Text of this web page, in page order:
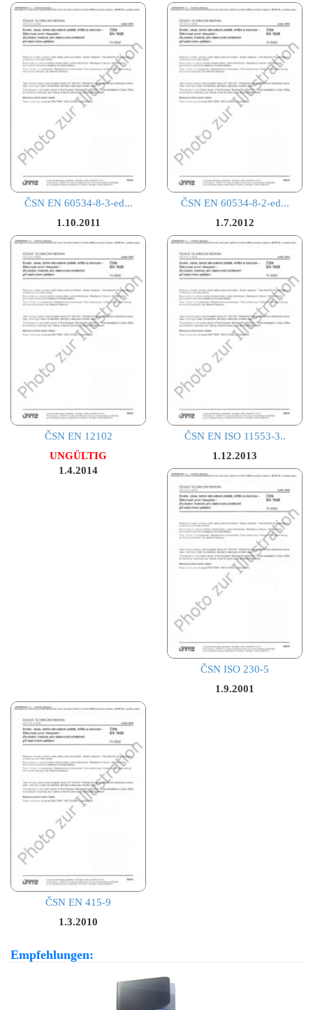
ČSN EN 60534-8-3-ed...
1.10.2011
ČSN EN 60534-8-2-ed...
1.7.2012
ČSN EN 12102
UNGÜLTIG
1.4.2014
ČSN EN ISO 11553-3..
1.12.2013
ČSN ISO 230-5
1.9.2001
ČSN EN 415-9
1.3.2010
Empfehlungen: